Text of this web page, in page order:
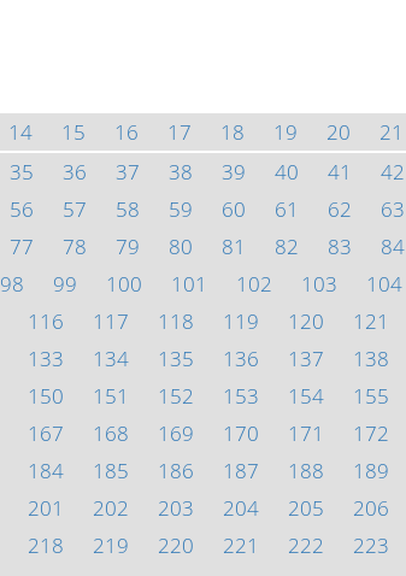
14 15 16 17 18 19 20 21
35 36 37 38 39 40 41 42
56 57 58 59 60 61 62 63
77 78 79 80 81 82 83 84
98 99 100 101 102 103 104
116 117 118 119 120 121
133 134 135 136 137 138
150 151 152 153 154 155
167 168 169 170 171 172
184 185 186 187 188 189
201 202 203 204 205 206
218 219 220 221 222 223